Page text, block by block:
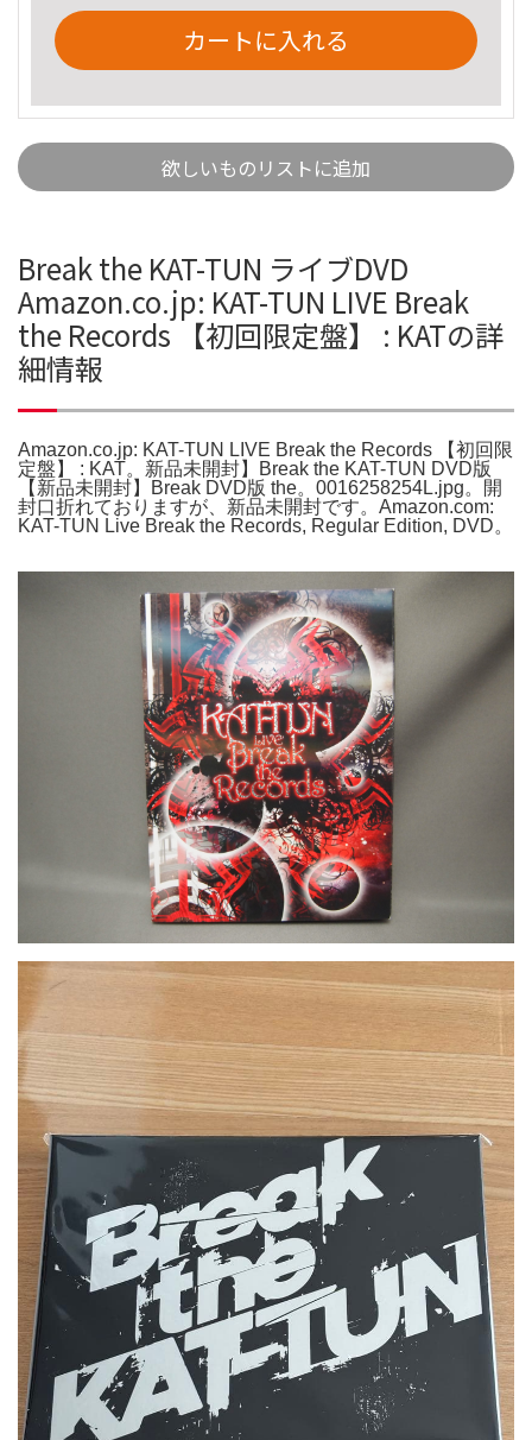
カートに入れる
欲しいものリストに追加
Break the KAT-TUN ライブDVD
Amazon.co.jp: KAT-TUN LIVE Break
the Records 【初回限定盤】 : KATの詳
細情報
Amazon.co.jp: KAT-TUN LIVE Break the Records 【初回限
定盤】 : KAT。新品未開封】Break the KAT-TUN DVD版
【新品未開封】Break DVD版 the。0016258254L.jpg。開
封口折れておりますが、新品未開封です。Amazon.com:
KAT-TUN Live Break the Records, Regular Edition, DVD。